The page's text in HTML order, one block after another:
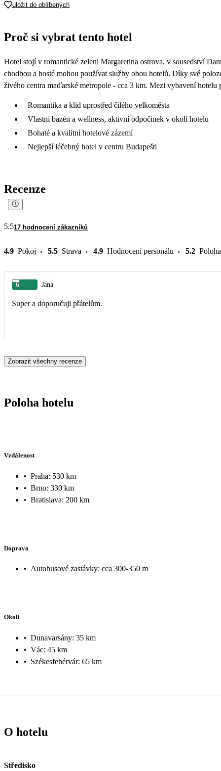
31
6 240
uložit do oblíbených
Proč si vybrat tento hotel
Hotel stojí v romantické zeleni Margaretina ostrova, v sousedství
chodbou a hosté mohou používat služby obou hotelů. Díky své
živého centra maďarské metropole - cca 3 km. Mezi vybavení
Romantika a klid uprostřed čilého velkoměsta
Vlastní bazén a wellness, aktivní odpočinek v okolí hotelu
Bohaté a kvalitní hotelové zázemí
Nejlepší léčebný hotel v centru Budapešti
Recenze
5.517 hodnocení zákazníků
4.9 Pokoj 5.5 Strava 4.9 Hodnocení personálu 5.2 Poloha
6 Jana
Super a doporučuji přátelům.
Zobrazit všechny recenze
Poloha hotelu
Vzdálenost
• Praha: 530 km
• Brno: 330 km
• Bratislava: 200 km
Doprava
• Autobusové zastávky: cca 300-350 m
Okolí
• Dunavarsány: 35 km
• Vác: 45 km
• Székesfehérvár: 65 km
O hotelu
Středisko